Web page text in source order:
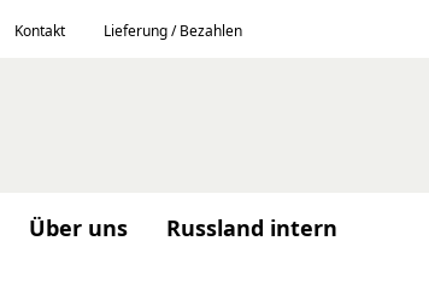
Über uns Russland intern
Kontakt Lieferung / Bezahlen